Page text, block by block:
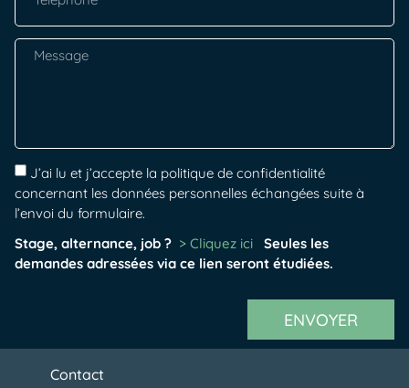
J’ai lu et j’accepte la politique de confidentialité
concernant les données personnelles échangées suite à
l’envoi du formulaire.
Stage, alternance, job ? > Cliquez ici
Seules les
demandes adressées via ce lien seront étudiées.
ENVOYER
Contact